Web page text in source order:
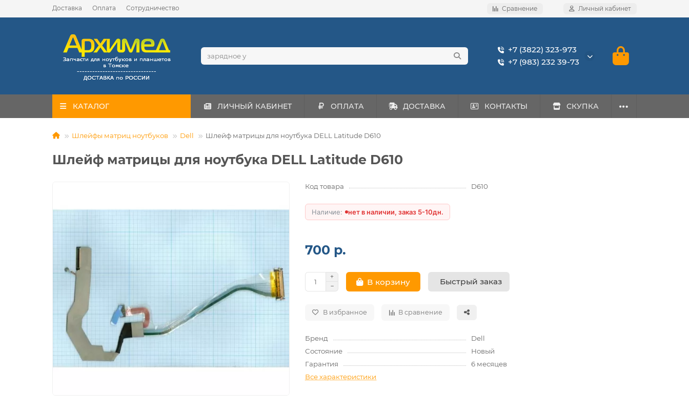
Доставка Оплата Сотрудничество Сравнение Личный кабинет
+7 (3822) 323-973
+7 (983) 232 39-73
КАТАЛОГ ЛИЧНЫЙ КАБИНЕТ ОПЛАТА ДОСТАВКА КОНТАКТЫ СКУПКА
Шлейфы матриц ноутбуков Dell Шлейф матрицы для ноутбука DELL Latitude D610
Шлейф матрицы для ноутбука DELL Latitude D610
Код товара D610
нет в наличии, заказ 5-10дн.
700 р.
В корзину Быстрый заказ
В избранное В сравнение
Бренд
Dell
Состояние
Новый
Гарантия
6 месяцев
Все характеристики